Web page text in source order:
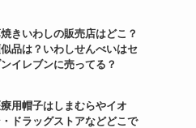
きいわしの販売店はどこ？
品は？いわしせんべいはセ
イレブンに売ってる？
用帽子はしまむらやイオ
ドラッグストアなどどこで